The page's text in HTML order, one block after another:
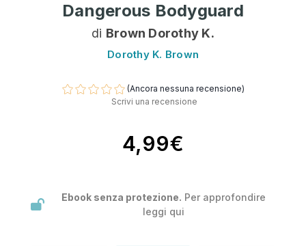
Dangerous Bodyguard
di Brown Dorothy K.
Dorothy K. Brown
(Ancora nessuna recensione)
Scrivi una recensione
4,99€
Ebook senza protezione. Per approfondire
leggi qui